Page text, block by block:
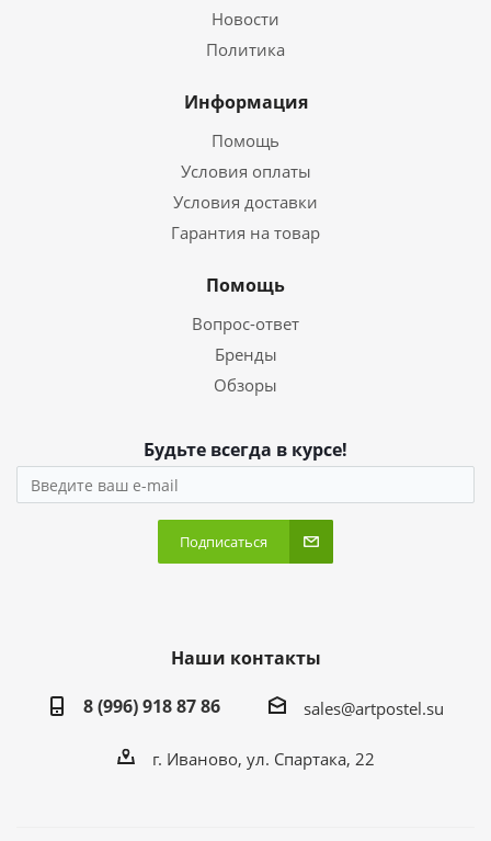
Новости
Политика
Информация
Помощь
Условия оплаты
Условия доставки
Гарантия на товар
Помощь
Вопрос-ответ
Бренды
Обзоры
Будьте всегда в курсе!
Подписаться
Наши контакты
8 (996) 918 87 86
sales@artpostel.su
г. Иваново, ул. Спартака, 22